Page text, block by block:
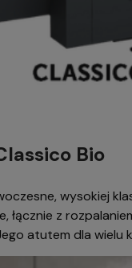
Bio
wysokiej
łącznie z
atutem dla